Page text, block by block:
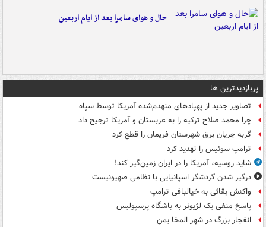
حال و هوای سامرا بعد از ایام اربعین
پربازدیدترین ها
تصاویر جدید از پهپادهای منهدم‌شده آمریکا توسط سپاه
چرا محمد صلاح ترکیه را به عربستان و آمریکا ترجیح داد
گربه جریان برق شهرستان فریمان را قطع کرد
ترامپ سوئیس را تهدید کرد
شاید روسیه، آمریکا را در ایران زمین‌گیر کند!
درگیر شدن گردشگر اسپانیایی با نظامی صهیونیست
واکنش بقائی به خیالبافی ترامپ
پاسخ منفی یک لژیونر به باشگاه پرسپولیس
انفجار بزرگ در شهر المخا یمن